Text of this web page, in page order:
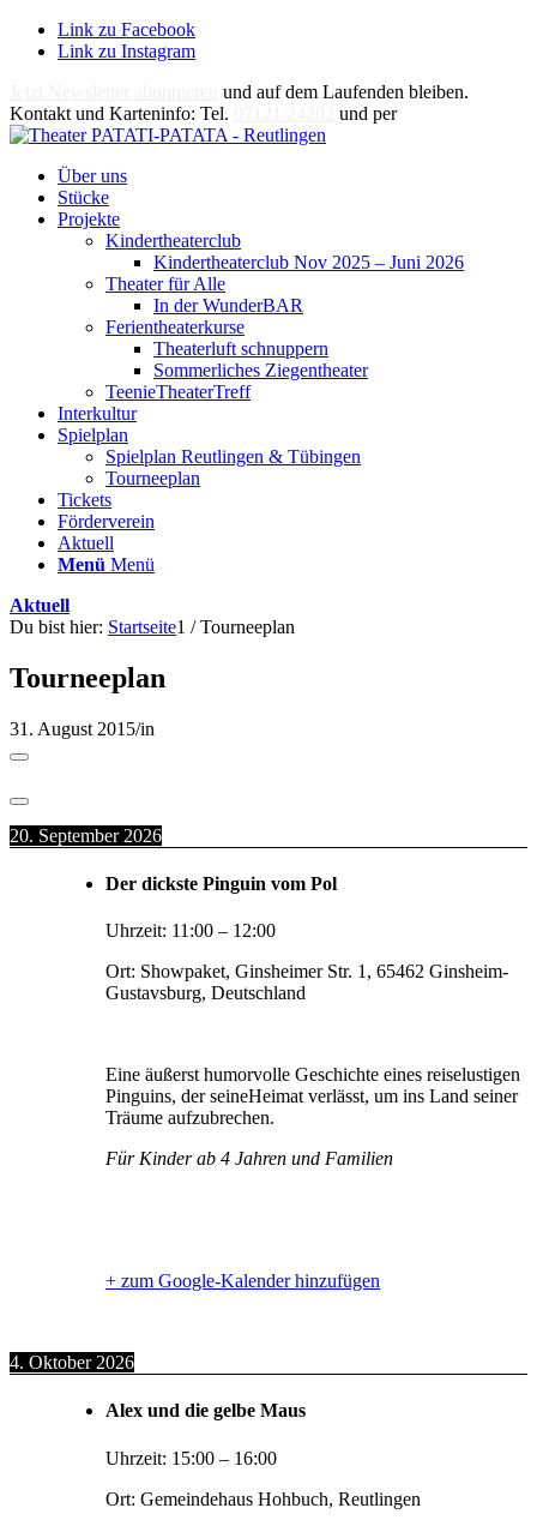
Link zu Facebook
Link zu Instagram
und auf dem Laufenden bleiben.
Kontakt und Karteninfo: Tel.
und per
Über uns
Stücke
Projekte
Kindertheaterclub
Kindertheaterclub Nov 2025 – Juni 2026
Theater für Alle
In der WunderBAR
Ferientheaterkurse
Theaterluft schnuppern
Sommerliches Ziegentheater
TeenieTheaterTreff
Interkultur
Spielplan
Spielplan Reutlingen & Tübingen
Tourneeplan
Tickets
Förderverein
Aktuell
Menü Menü
Aktuell
Du bist hier: Startseite1 / Tourneeplan
Tourneeplan
31. August 2015/in
20. September 2026
Der dickste Pinguin vom Pol
Uhrzeit: 11:00 – 12:00
Ort: Showpaket, Ginsheimer Str. 1, 65462 Ginsheim-
Gustavsburg, Deutschland
Eine äußerst humorvolle Geschichte eines reiselustigen
Pinguins, der seineHeimat verlässt, um ins Land seiner
Träume aufzubrechen.
Für Kinder ab 4 Jahren und Familien
+ zum Google-Kalender hinzufügen
4. Oktober 2026
Alex und die gelbe Maus
Uhrzeit: 15:00 – 16:00
Ort: Gemeindehaus Hohbuch, Reutlingen